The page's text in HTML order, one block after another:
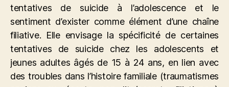
tentatives de suicide à l’adolescence et le
sentiment d’exister comme élément d’une chaîne
filiative. Elle envisage la spécificité de certaines
tentatives de suicide chez les adolescents et
jeunes adultes âgés de 15 à 24 ans, en lien avec
des troubles dans l’histoire familiale (traumatismes